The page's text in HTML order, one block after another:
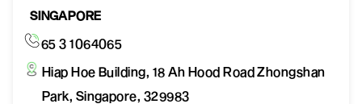
SINGAPORE
65 3 1064065
Hiap Hoe Building, 18 Ah Hood Road Zhongshan
Park, Singapore, 329983